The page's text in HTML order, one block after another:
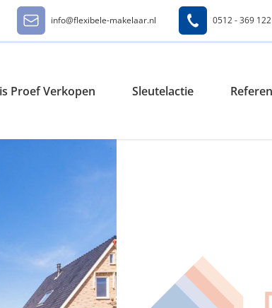
info@flexibele-makelaar.nl 0512 - 369 122
Proef Verkopen Sleutelactie